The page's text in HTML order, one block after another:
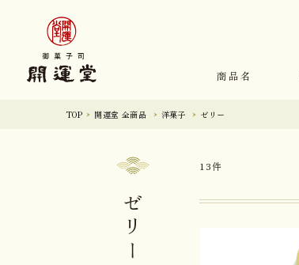
商品名
TOP 開運堂 全商品 洋菓子 ゼリー
ゼリー
13件